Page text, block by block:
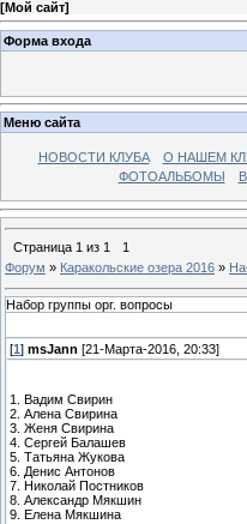
[Мой сайт]
Форма входа
Меню сайта
НОВОСТИ КЛУБА О НАШЕМ
ФОТОАЛЬБОМЫ
Страница 1 из 1
1
Форум » Каракольские озера 2016 »
Набор группы орг. вопросы
[1 ] msJann [21-Марта-2016, 20:33]
1. Вадим Свирин
2. Алена Свирина
3. Женя Свирина
4. Сергей Балашев
5. Татьяна Жукова
6. Денис Антонов
7. Николай Постников
8. Александр Мякшин
9. Елена Мякшина